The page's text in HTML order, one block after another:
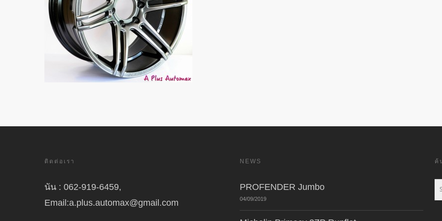
ติดต่อเรา
นัน : 062-919-6459,
Email:a.plus.automax@gmail.com
NEWS
PROFENDER Jumbo
04/09/2019
ค้